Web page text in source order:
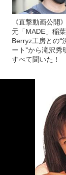
《直撃動画公開
元「MADE」稲
Berryz工房との“
ート”から滝沢秀
すべて聞いた！